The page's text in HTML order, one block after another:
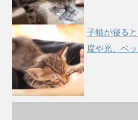
子猫が寝る
度や光、ベ